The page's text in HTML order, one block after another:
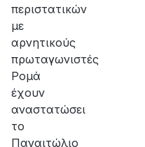
περιστατικών
με
αρνητικούς
πρωταγωνιστές
Ρομά
έχουν
αναστατώσει
το
Παναιτώλιο